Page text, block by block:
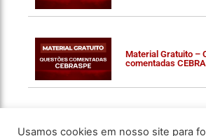
Material Gratuito –
comentadas
Usamos cookies em nosso site para